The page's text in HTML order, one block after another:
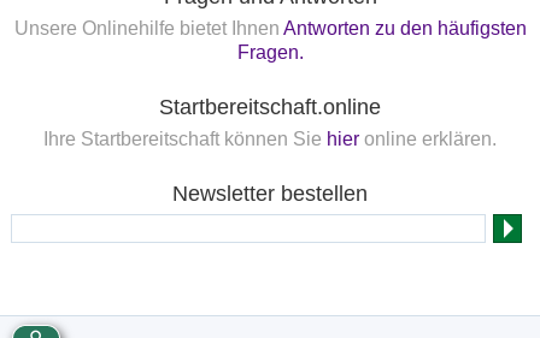
Unsere Onlinehilfe bietet Ihnen Antworten zu den häufigsten
Fragen.
Startbereitschaft.online
Ihre Startbereitschaft können Sie hier online erklären.
Newsletter bestellen